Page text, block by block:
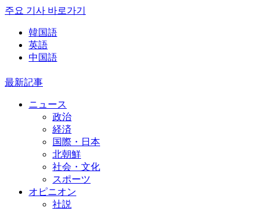
주요 기사 바로가기
韓国語
英語
中国語
最新記事
ニュース
政治
経済
国際・日本
北朝鮮
社会・文化
スポーツ
オピニオン
社説